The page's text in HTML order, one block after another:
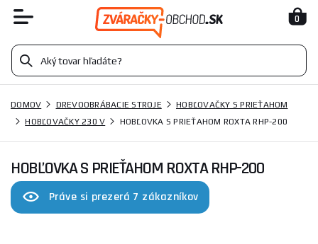
0
DOMOV DREVOOBRÁBACIE STROJE
HOBĽOVAČKY S PRIEŤAHOM
HOBĽOVAČKY 230 V
HOBĽOVKA S PRIEŤAHOM ROXTA RHP-200
HOBĽOVKA S PRIEŤAHOM ROXTA RHP-200
Práve si prezerá 7 zákazníkov